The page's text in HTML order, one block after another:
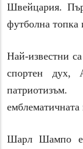
Швейцария.
футболна топка
Най-известни
спортен дух,
Шарл Шампо е